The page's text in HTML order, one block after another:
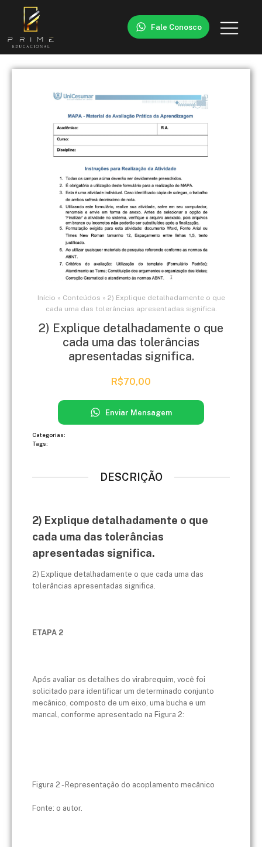
Fale Conosco
Início » Conteúdos » 2) Explique detalhadamente o que
cada uma das tolerâncias apresentadas significa.
2) Explique detalhadamente o que
cada uma das tolerâncias
apresentadas significa.
R$70,00
Enviar Mensagem
Categorias:
Tags:
DESCRIÇÃO
2) Explique detalhadamente o que
cada uma das tolerâncias
apresentadas significa.
2) Explique detalhadamente o que cada uma das
tolerâncias apresentadas significa.
ETAPA 2
Após avaliar os detalhes do virabrequim, você foi
solicitado para identificar um determinado conjunto
mecânico, composto de um eixo, uma bucha e um
mancal, conforme apresentado na Figura 2:
Figura 2 - Representação do acoplamento mecânico
Fonte: o autor.